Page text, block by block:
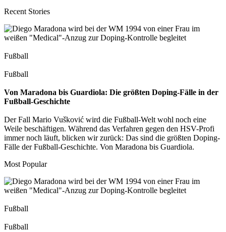
Recent Stories
Fußball
Fußball
Von Maradona bis Guardiola: Die größten Doping-Fälle in der
Fußball-Geschichte
Der Fall Mario Vušković wird die Fußball-Welt wohl noch eine
Weile beschäftigen. Während das Verfahren gegen den HSV-Profi
immer noch läuft, blicken wir zurück: Das sind die größten Doping-
Fälle der Fußball-Geschichte. Von Maradona bis Guardiola.
Most Popular
Fußball
Fußball